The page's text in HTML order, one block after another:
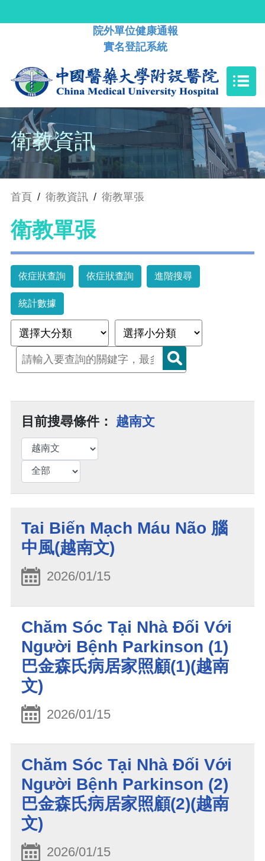
院外單位健康通報
實名登記系統
衛教資訊
首頁 / 衛教資訊 / 衛教單張
衛教單張
依症狀查詢 依症狀查詢 進階搜尋
統計數據
目前搜尋條件： 越南文
Tai Biến Mạch Máu Não 腦
中風(越南文)
2026/01/15
Chăm Sóc Tại Nhà Đối Với
Người Bệnh Parkinson (1)
巴金森氏病居家照顧(1)(越南
文)
2026/01/15
Chăm Sóc Tại Nhà Đối Với
Người Bệnh Parkinson (2)
巴金森氏病居家照顧(2)(越南
文)
2026/01/15